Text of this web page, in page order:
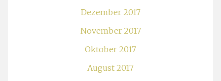
Dezember 2017
November 2017
Oktober 2017
August 2017